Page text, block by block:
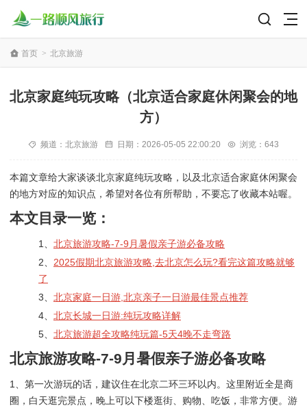
首页 > 北京旅游
北京家庭纯玩攻略（北京适合家庭休闲聚会的地
方）
频道： 北京旅游 日期： 2026-05-05 22:00:20 浏览：643
本篇文章给大家谈谈北京家庭纯玩攻略，以及北京适合家庭休闲聚会
的地方对应的知识点，希望对各位有所帮助，不要忘了收藏本站喔。
本文目录一览：
1、 北京旅游攻略-7-9月暑假亲子游必备攻略
2、 2025假期北京旅游攻略,去北京怎么玩?看完这篇攻略就够
了
3、 北京家庭一日游,北京亲子一日游最佳景点推荐
4、 北京长城一日游:纯玩攻略详解
5、 北京旅游超全攻略纯玩篇-5天4晚不走弯路
北京旅游攻略-7-9月暑假亲子游必备攻略
1、第一次游玩的话，建议住在北京二环三环以内。这里附近全是商
圈，白天逛完景点，晚上可以下楼逛街、购物、吃饭，非常方便。游